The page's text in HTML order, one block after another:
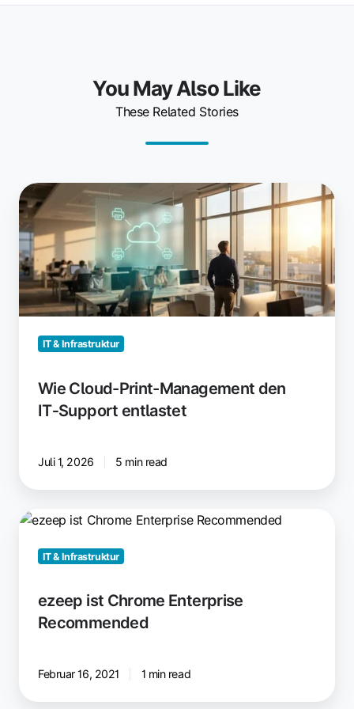
You May Also Like
These Related Stories
Wie
Cloud-
Print-
Management
den
IT‑Support
entlastet
IT & Infrastruktur
Wie Cloud-Print-Management den
IT‑Support entlastet
Juli 1, 2026 5 min read
ezeep
Chrome
Recommended
IT & Infrastruktur
ezeep ist Chrome Enterprise
Recommended
Februar 16, 2021 1 min read